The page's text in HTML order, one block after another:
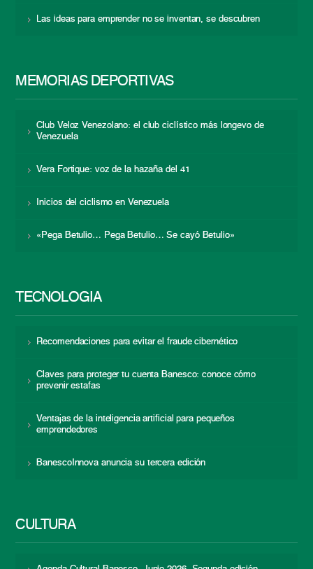
Las ideas para emprender no se inventan, se descubren
MEMORIAS DEPORTIVAS
Club Veloz Venezolano: el club ciclístico más longevo de
Venezuela
Vera Fortique: voz de la hazaña del 41
Inicios del ciclismo en Venezuela
«Pega Betulio… Pega Betulio… Se cayó Betulio»
TECNOLOGÍA
Recomendaciones para evitar el fraude cibernético
Claves para proteger tu cuenta Banesco: conoce cómo
prevenir estafas
Ventajas de la inteligencia artificial para pequeños
emprendedores
BanescoInnova anuncia su tercera edición
CULTURA